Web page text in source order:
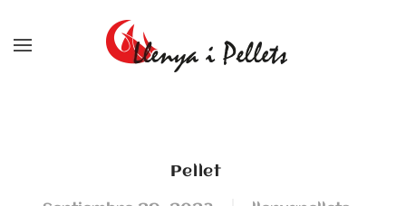
Skip to main content
pellet